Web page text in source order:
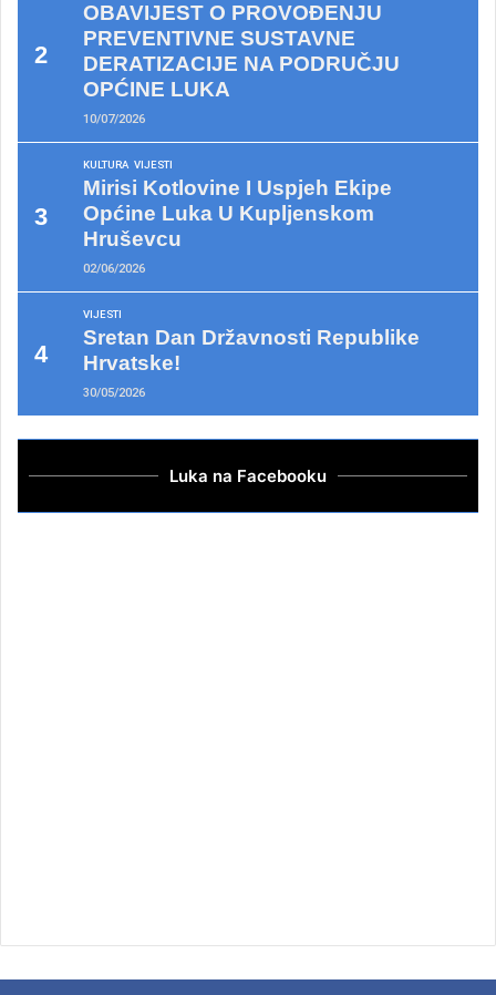
OBAVIJEST O PROVOĐENJU
PREVENTIVNE SUSTAVNE
DERATIZACIJE NA PODRUČJU
OPĆINE LUKA
10/07/2026
KULTURA VIJESTI
Mirisi Kotlovine I Uspjeh Ekipe
Općine Luka U Kupljenskom
Hruševcu
02/06/2026
VIJESTI
Sretan Dan Državnosti Republike
Hrvatske!
30/05/2026
Luka na Facebooku